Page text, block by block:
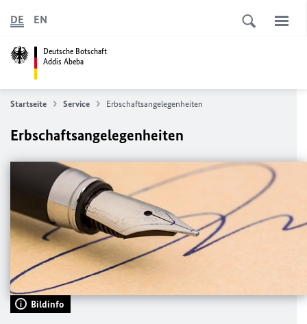
Deutsche Botschaft
Addis Abeba
DE EN
Startseite Service Erbschaftsangelegenheiten
Erbschaftsangelegenheiten
Bildinfo